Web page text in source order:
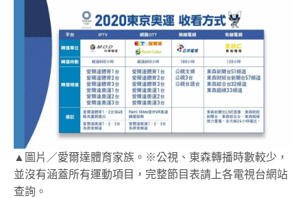
▲圖片／愛爾達體育家族。※公視、東森轉播時數較少，
並沒有涵蓋所有運動項目，完整節目表請上各電視台網站
查詢。